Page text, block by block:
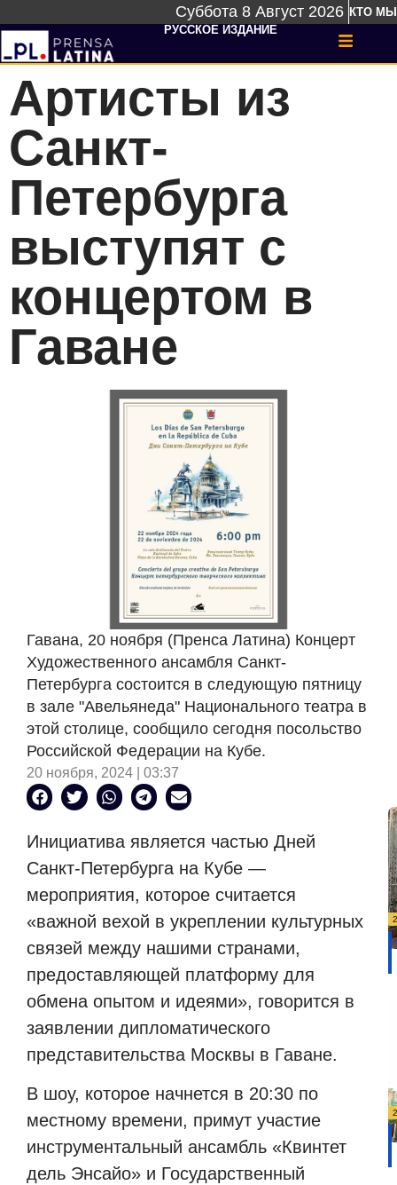
Суббота 8 Август 2026 КТО МЫ
РУССКОЕ ИЗДАНИЕ
Артисты из
Санкт-
Петербурга
выступят с
концертом в
Гаване
Гавана, 20 ноября (Пренса Латина) Концерт
Художественного ансамбля Санкт-
Петербурга состоится в следующую пятницу
в зале "Авельянеда" Национального театра в
этой столице, сообщило сегодня посольство
Российской Федерации на Кубе.
20 ноября, 2024 | 03:37
Инициатива является частью Дней
Санкт-Петербурга на Кубе —
мероприятия, которое считается
«важной вехой в укреплении культурных
связей между нашими странами,
предоставляющей платформу для
обмена опытом и идеями», говорится в
заявлении дипломатического
представительства Москвы в Гаване.
В шоу, которое начнется в 20:30 по
местному времени, примут участие
инструментальный ансамбль «Квинтет
дель Энсайо» и Государственный